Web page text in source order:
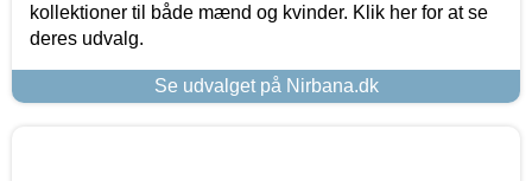
kollektioner til både mænd og kvinder. Klik her for at se
deres udvalg.
Se udvalget på Nirbana.dk